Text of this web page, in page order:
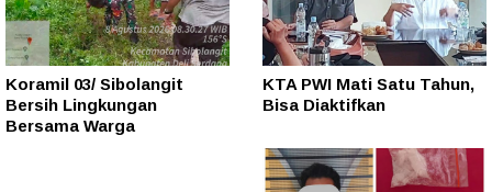
Koramil 03/ Sibolangit
Bersih Lingkungan
Bersama Warga
KTA PWI Mati Satu Tahun,
Bisa Diaktifkan